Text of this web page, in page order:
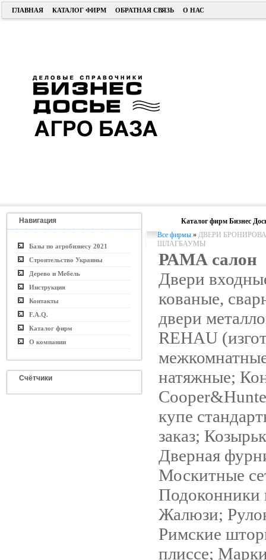
ГЛАВНАЯ КАТАЛОГ ФИРМ ОБРАТНАЯ СВЯЗЬ О НАС
Навигация
Базы по агробизнесу 2021
Строительство Украины
Дерево и Мебель
Инструкция
Контакты
F.A.Q.
Каталог фирм
О компании
Счётчики
Каталог фирм Бизнес
Все фирмы » ДВЕРИ
ШЛАГБАУМЫ
РАМА салон
Двери
кованые,
двери
REHAU
натяжные;
купе
заказ;
Дверная
Москитные
Подоконники
Жалюзи;
Римские
плиссе;